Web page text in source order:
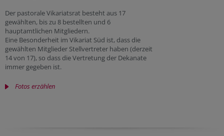
Der pastorale Vikariatsrat besteht aus 17
gewählten, bis zu 8 bestellten und 6
hauptamtlichen Mitgliedern.
Eine Besonderheit im Vikariat Süd ist, dass die
gewählten Mitglieder Stellvertreter haben (derzeit
14 von 17), so dass die Vertretung der Dekanate
immer gegeben ist.
Fotos erzählen